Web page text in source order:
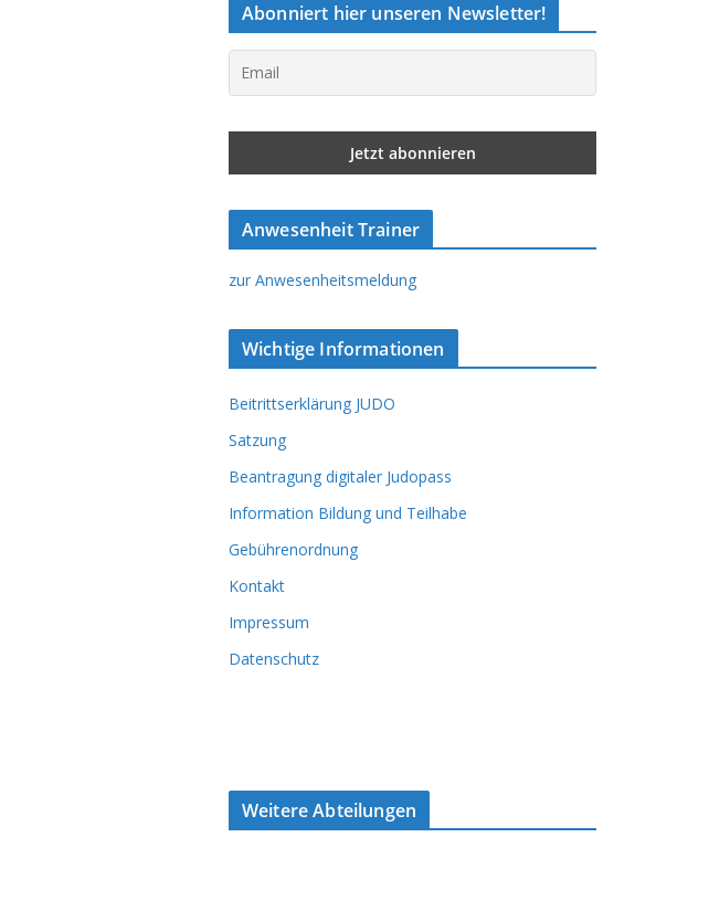
Abonniert hier unseren Newsletter!
Anwesenheit Trainer
zur Anwesenheitsmeldung
Wichtige Informationen
Beitrittserklärung JUDO
Satzung
Beantragung digitaler Judopass
Information Bildung und Teilhabe
Gebührenordnung
Kontakt
Impressum
Datenschutz
Weitere Abteilungen